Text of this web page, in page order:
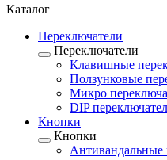
Каталог
Переключатели
Переключатели
Клавишные
Ползунковые
Микро
DIP
Кнопки
Кнопки
Антивандальные